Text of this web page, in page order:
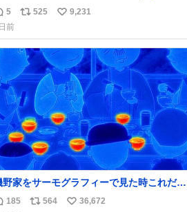
5
リ
ス
ト
数
525
い
ね
数
9,231
前
野家をサーモグラフィーで見た時これだっ
ら怖い
185
リ
564
い
36,672